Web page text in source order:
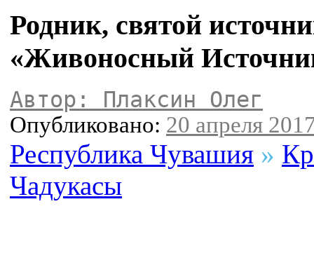
Родник, святой
«Живоносный
Автор: Плаксин Олег
Опубликовано: 20 апреля
Республика Чувашия »
Чадукасы